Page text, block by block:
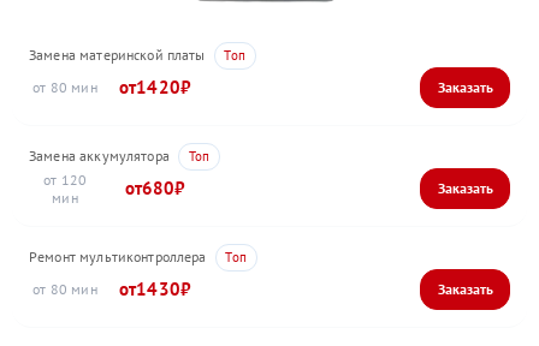
Замена материнской платы
80
1420
Замена аккумулятора
120
680
Ремонт мультиконтроллера
80
1430